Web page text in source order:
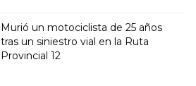
Murió un motociclista de 25 años
tras un siniestro vial en la Ruta
Provincial 12